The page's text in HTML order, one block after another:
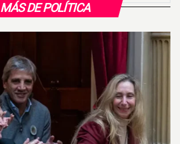
MÁS DE POLÍTICA